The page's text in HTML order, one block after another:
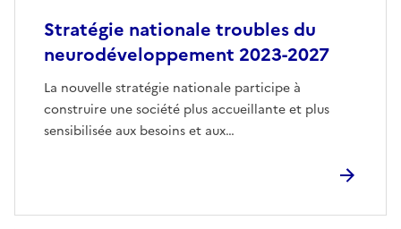
Stratégie nationale troubles du
neurodéveloppement 2023-2027
La nouvelle stratégie nationale participe à
construire une société plus accueillante et plus
sensibilisée aux besoins et aux…